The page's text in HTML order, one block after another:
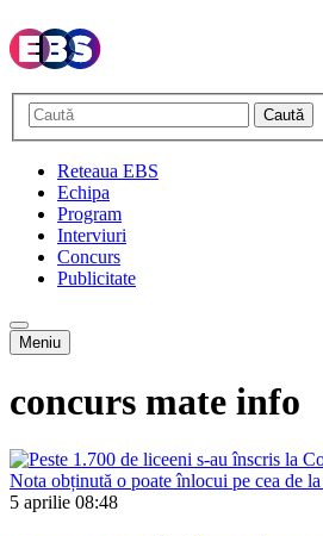
Caută
Reteaua EBS
Echipa
Program
Interviuri
Concurs
Publicitate
Meniu
concurs mate info
5 aprilie 08:48